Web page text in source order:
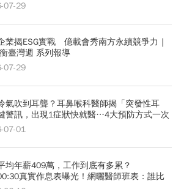
07-29
業揭ESG實戰 億載會秀南方永續競爭力｜
臺灣週 系列報導
07-29
氣吹到耳聾？耳鼻喉科醫師揭「突發性耳
警訊，出現1症狀快就醫…4大預防方式一次
07-01
均年薪409萬，工作到底有多累？
真實作息表曝光！網曬醫師班表：誰比